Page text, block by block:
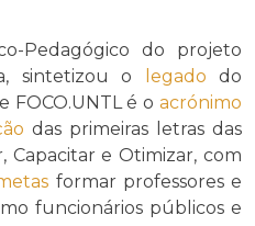
Pedagógico do projeto
sintetizou o
legado do
FOCO.UNTL é oacrónimo
das primeiras letras das
Capacitar e Otimizar, com
formar professores e
funcionários públicos e